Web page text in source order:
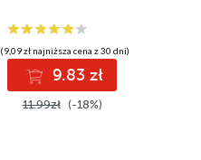
(9,09 zł najniższa cena z 30 dni)
9.83 zł
11.99zł (-18%)